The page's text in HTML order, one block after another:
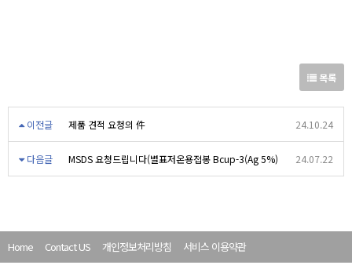
목록
이전글 제품 견적 요청의 件 24.10.24
다음글 MSDS 요청드립니다(별표저온용접봉 Bcup-3(Ag 5%) 24.07.22
Home Contact US 개인정보처리방침 서비스 이용약관